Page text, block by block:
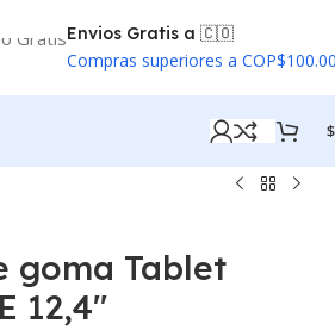
Envios Gratis a 🇨🇴
Compras superiores a
$
goma Tablet
12,4″